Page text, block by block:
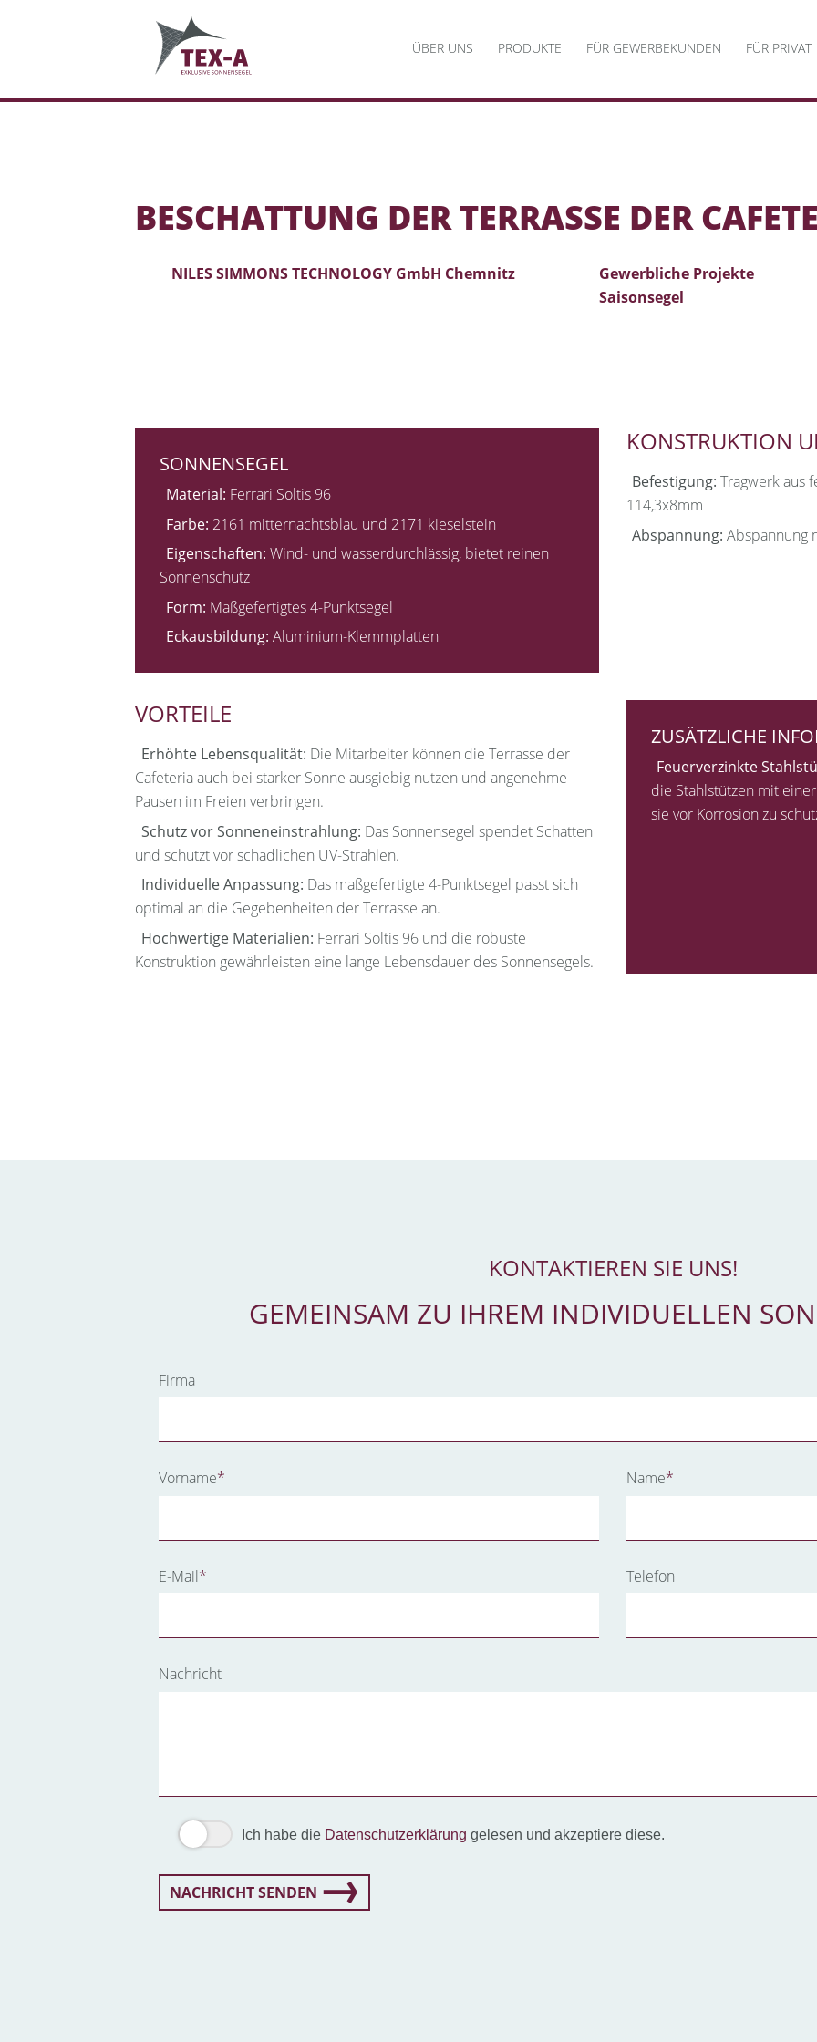
NAVIGATION
ÜBER UNS PRODUKTE FÜR GEWERBEKUNDEN FÜR PRIVAT
BESCHATTUNG DER TERRASSE DER
NILES SIMMONS TECHNOLOGY GmbH Chemnitz
Gewerbliche Projekte
Saisonsegel
SONNENSEGEL
Material: Ferrari Soltis 96
Farbe: 2161 mitternachtsblau und 2171 kieselstein
Eigenschaften: Wind- und wasserdurchlässig, bietet reinen
Sonnenschutz
Form: Maßgefertigtes 4-Punktsegel
Eckausbildung: Aluminium-Klemmplatten
KONSTRUKTION
Befestigung: Tragwerk aus
114,3x8mm
Abspannung: Abspannung
VORTEILE
Erhöhte Lebensqualität: Die Mitarbeiter können die Terrasse der
Cafeteria auch bei starker Sonne ausgiebig nutzen und angenehme
Pausen im Freien verbringen.
Schutz vor Sonneneinstrahlung: Das Sonnensegel spendet Schatten
und schützt vor schädlichen UV-Strahlen.
Individuelle Anpassung: Das maßgefertigte 4-Punktsegel passt sich
optimal an die Gegebenheiten der Terrasse an.
Hochwertige Materialien: Ferrari Soltis 96 und die robuste
Konstruktion gewährleisten eine lange Lebensdauer des Sonnensegels.
ZUSÄTZLICHE
Feuerverzinkte
die Stahlstützen mit
sie vor Korrosion zu
KONTAKTIEREN SIE UNS!
GEMEINSAM ZU IHREM INDIVIDUELLEN
Firma
Pflichtfeld
Vorname* Pflichtfeld
Name*
Pflichtfeld
E-Mail* Telefon
Nachricht
Ich habe die Datenschutzerklärung gelesen und akzeptiere diese.
NACHRICHT SENDEN